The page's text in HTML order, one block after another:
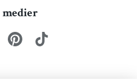
medier